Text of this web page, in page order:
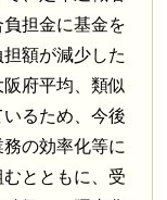
担金に基金を
額が減少した
府平均、類似
るため、今後
の効率化等に
とともに、受